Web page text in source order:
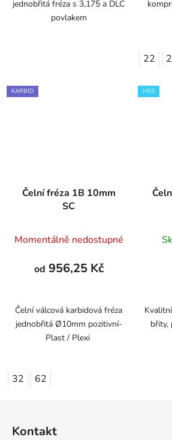
jednobřitá fréza s 3,175 a DLC
povlakem
22
KARBID
Čelní fréza 1B 10mm
SC
Momentálně nedostupné
od 956,25 Kč
Čelní válcová karbidová fréza
jednobřitá Ø10mm pozitivní-
Plast / Plexi
32 62
HSS
břity,
Kontakt